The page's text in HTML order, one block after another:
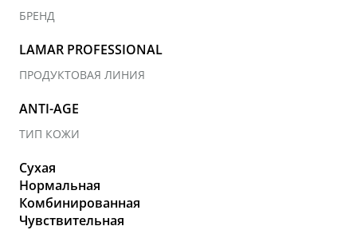
БРЕНД
LAMAR PROFESSIONAL
ПРОДУКТОВАЯ ЛИНИЯ
ANTI-AGE
ТИП КОЖИ
Сухая
Нормальная
Комбинированная
Чувствительная